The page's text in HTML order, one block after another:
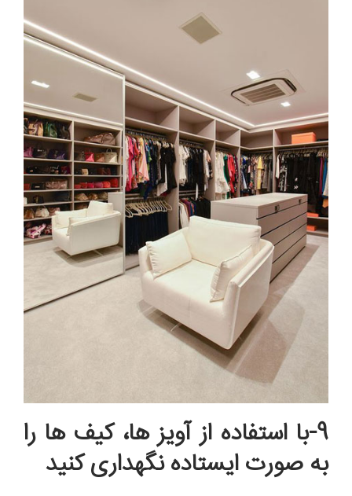
9-با استفاده از آویز ها، کیف ها را
به صورت ایستاده نگهداری کنید